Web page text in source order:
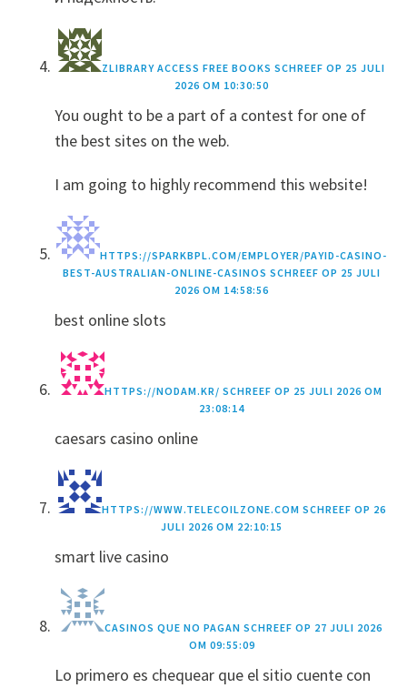
ZLIBRARY ACCESS FREE BOOKS SCHREEF OP 25 JULI
2026 OM 10:30:50
You ought to be a part of a contest for one of
the best sites on the web.
I am going to highly recommend this website!
HTTPS://SPARKBPL.COM/EMPLOYER/PAYID-CASINO-
BEST-AUSTRALIAN-ONLINE-CASINOS SCHREEF OP 25 JULI
2026 OM 14:58:56
best online slots
HTTPS://NODAM.KR/ SCHREEF OP 25 JULI 2026 OM
23:08:14
caesars casino online
HTTPS://WWW.TELECOILZONE.COM SCHREEF OP 26
JULI 2026 OM 22:10:15
smart live casino
CASINOS QUE NO PAGAN SCHREEF OP 27 JULI 2026
OM 09:55:09
Lo primero es chequear que el sitio cuente con